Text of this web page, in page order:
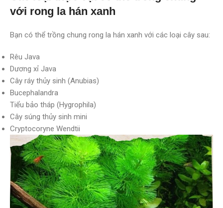
với rong la hán xanh
Bạn có thể trồng chung rong la hán xanh với các loại cây sau:
Rêu Java
Dương xỉ Java
Cây ráy thủy sinh (Anubias)
Bucephalandra
Tiểu bảo tháp (Hygrophila)
Cây súng thủy sinh mini
Cryptocoryne Wendtii